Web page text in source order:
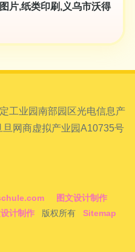
片,纸类印刷,义乌市沃得
工业园南部园区光电信息产
网商虚拟产业园A10735号
图文设计制作
计制作 版权所有 Sitemap